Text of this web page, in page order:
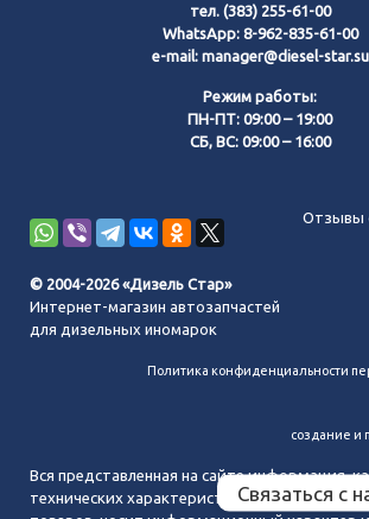
тел. (383) 255-61-00
WhatsApp: 8-962-835-61-00
e-mail: manager@diesel-star.su
Режим работы:
ПН-ПТ: 09:00 – 19:00
СБ, ВС: 09:00 – 16:00
Отзывы
© 2004-2026 «Дизель Стар»
Интернет-магазин автозапчастей
для дизельных иномарок
Политика конфиденциальности
создание и
Вся представленная на сайте информация,
технических характеристик, наличия на
Связаться с